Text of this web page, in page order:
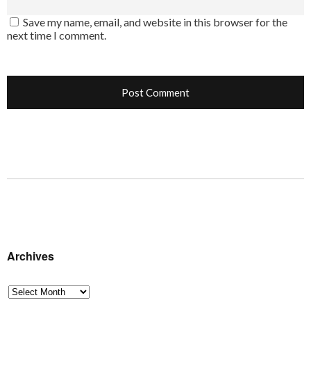
Save my name, email, and website in this browser for the
next time I comment.
Archives
Archives